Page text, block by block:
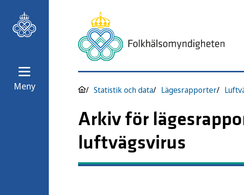
Meny Statistik och data Lägesrapporter
Arkiv för
luftvägsvirus